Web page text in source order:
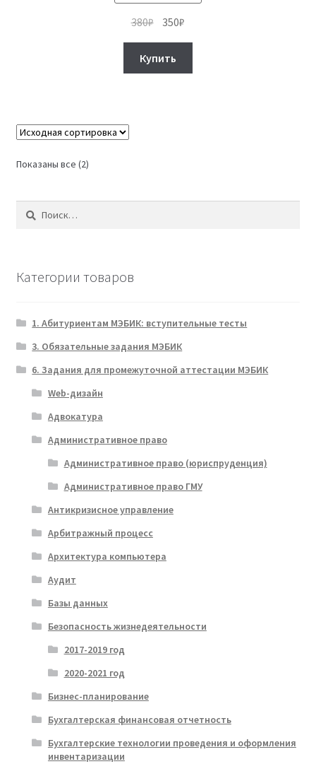
380₽ Первоначальная
составляла
380₽.
350₽
Купить
Показаны все (2)
Найти:
Категории товаров
1. Абитуриентам МЭБИК: вступительные тесты
3. Обязательные задания МЭБИК
6. Задания для промежуточной аттестации МЭБИК
Web-дизайн
Адвокатура
Административное право
Административное право (юриспруденция)
Административное право ГМУ
Антикризисное управление
Арбитражный процесс
Архитектура компьютера
Аудит
Базы данных
Безопасность жизнедеятельности
2017-2019 год
2020-2021 год
Бизнес-планирование
Бухгалтерская финансовая отчетность
Бухгалтерские технологии проведения и оформления
инвентаризации